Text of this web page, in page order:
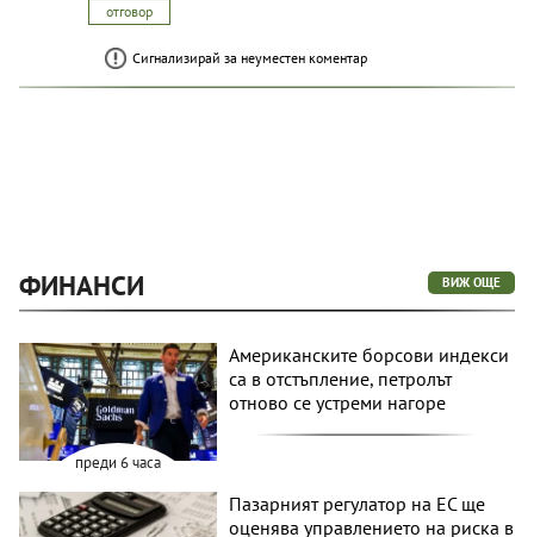
отговор
Сигнализирай за неуместен коментар
ФИНАНСИ ВИЖ ОЩЕ
преди 6 часа
Американските борсови индекси
са в отстъпление, петролът
отново се устреми нагоре
Пазарният регулатор на ЕС ще
оценява управлението на риска в